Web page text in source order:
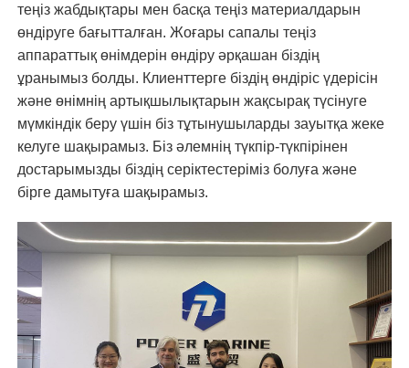
теңіз жабдықтары мен басқа теңіз материалдарын
өндіруге бағытталған. Жоғары сапалы теңіз
аппараттық өнімдерін өндіру әрқашан біздің
ұранымыз болды. Клиенттерге біздің өндіріс үдерісін
және өнімнің артықшылықтарын жақсырақ түсінуге
мүмкіндік беру үшін біз тұтынушыларды зауытқа жеке
келуге шақырамыз. Біз әлемнің түкпір-түкпірінен
достарымызды біздің серіктестеріміз болуға және
бірге дамытуға шақырамыз.